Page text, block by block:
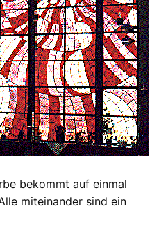
bekommt auf einmal
miteinander sind ein